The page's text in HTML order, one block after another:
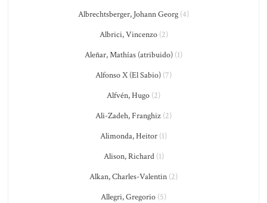
Albrechtsberger, Johann Georg (4)
Albrici, Vincenzo(2)
Aleñar, Mathías (atribuido) (1)
Alfonso X (El Sabio) (7)
Alfvén, Hugo (2)
Ali-Zadeh, Franghiz (2)
Alimonda, Heitor (1)
Alison, Richard(1)
Alkan, Charles-Valentin (2)
Allegri, Gregorio (5)